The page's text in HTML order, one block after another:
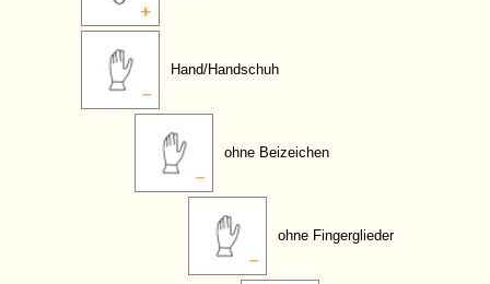
Hand/Handschuh
ohne Beizeichen
ohne Fingerglieder